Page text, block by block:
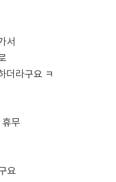
서
더라구요 ㅋ
무
요